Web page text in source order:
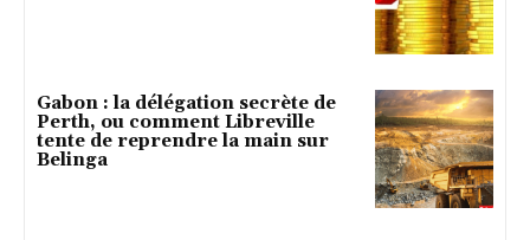
Gabon : la délégation secrète de
Perth, ou comment Libreville
tente de reprendre la main sur
Belinga